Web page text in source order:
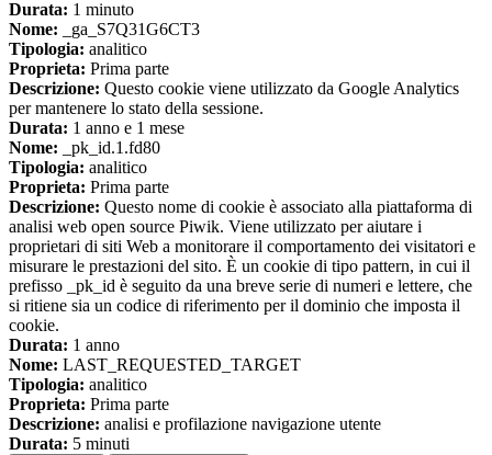
Durata: 1 minuto
Nome: _ga_S7Q31G6CT3
Tipologia: analitico
Proprieta: Prima parte
Descrizione: Questo cookie viene utilizzato da Google Analytics
per mantenere lo stato della sessione.
Durata: 1 anno e 1 mese
Nome: _pk_id.1.fd80
Tipologia: analitico
Proprieta: Prima parte
Descrizione: Questo nome di cookie è associato alla piattaforma di
analisi web open source Piwik. Viene utilizzato per aiutare i
proprietari di siti Web a monitorare il comportamento dei visitatori e
misurare le prestazioni del sito. È un cookie di tipo pattern, in cui il
prefisso _pk_id è seguito da una breve serie di numeri e lettere, che
si ritiene sia un codice di riferimento per il dominio che imposta il
cookie.
Durata: 1 anno
Nome: LAST_REQUESTED_TARGET
Tipologia: analitico
Proprieta: Prima parte
Descrizione: analisi e profilazione navigazione utente
Durata: 5 minuti